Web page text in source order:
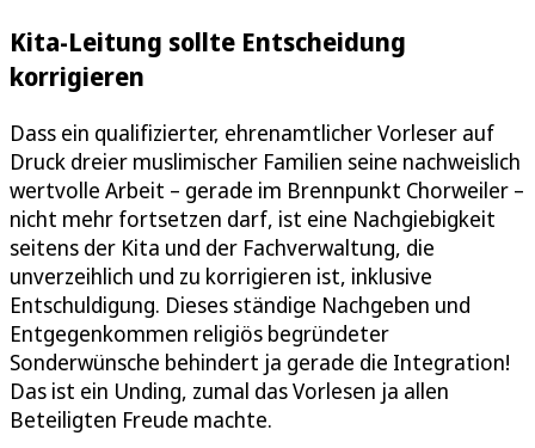
Kita-Leitung sollte Entscheidung
korrigieren
Dass ein qualifizierter, ehrenamtlicher Vorleser auf
Druck dreier muslimischer Familien seine nachweislich
wertvolle Arbeit – gerade im Brennpunkt Chorweiler –
nicht mehr fortsetzen darf, ist eine Nachgiebigkeit
seitens der Kita und der Fachverwaltung, die
unverzeihlich und zu korrigieren ist, inklusive
Entschuldigung. Dieses ständige Nachgeben und
Entgegenkommen religiös begründeter
Sonderwünsche behindert ja gerade die Integration!
Das ist ein Unding, zumal das Vorlesen ja allen
Beteiligten Freude machte.